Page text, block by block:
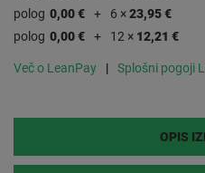
polog 0,00 € 6 ×23,95 €
polog 0,00 € 12 × 12,21 €
Več o LeanPay Splošni pogoji
OPIS